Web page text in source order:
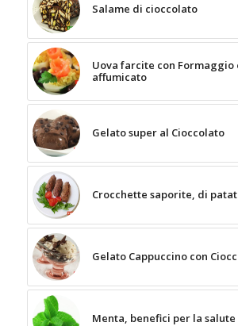
Salame di cioccolato
Uova farcite con Formaggio
affumicato
Gelato super al Cioccolato
Crocchette saporite, di
Gelato Cappuccino con
Menta, benefici per la salute